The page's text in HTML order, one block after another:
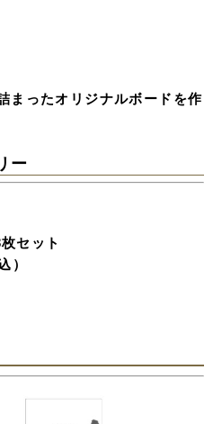
まったオリジナルボードを作
ー
セット
）